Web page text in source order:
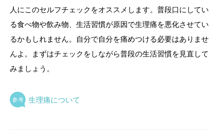
人にこのセルフチェックをオススメします。普段口にしてい
る食べ物や飲み物、生活習慣が原因で生理痛を悪化させてい
るかもしれません。自分で自分を痛めつける必要はありませ
んよ。まずはチェックをしながら普段の生活習慣を見直して
みましょう。
生理痛について